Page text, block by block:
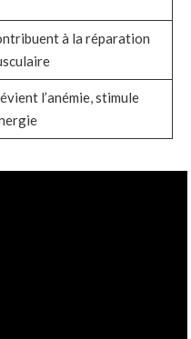
à la réparation
l’anémie, stimule